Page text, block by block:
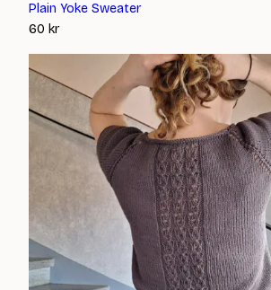
Plain Yoke Sweater
60 kr